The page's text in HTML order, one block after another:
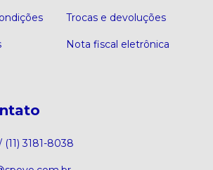
Trocas e devoluções
Nota fiscal eletrônica
(11) 3181-8038